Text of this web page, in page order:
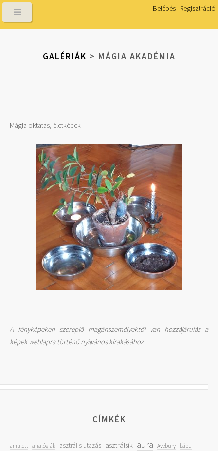
Belépés | Regisztráció
GALÉRIÁK > MÁGIA AKADÉMIA
Mágia oktatás, életképek
A fényképeken szereplő magánszemélyektől van hozzájárulás a
képek weblapra történő nyilvános kirakásához
CÍMKÉK
amulett analógiák asztrális utazás asztrálsík aura Avebury bábu